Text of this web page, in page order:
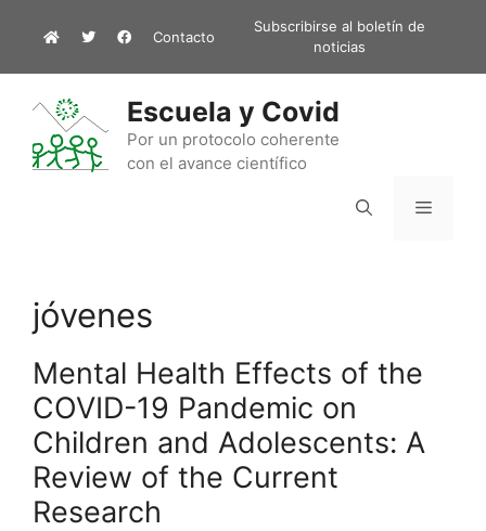
Contacto
Subscribirse al boletín de
noticias
Escuela y Covid
Por un protocolo coherente
con el avance científico
Menú
jóvenes
Mental Health Effects of the
COVID-19 Pandemic on
Children and Adolescents: A
Review of the Current
Research